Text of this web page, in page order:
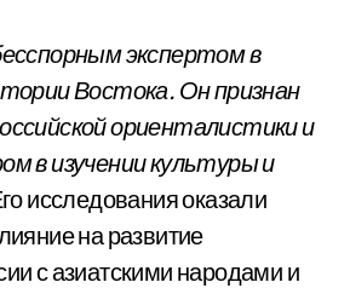
экспертом в
Востока. Он признан
ориенталистики и
в изучении культуры и
исследования оказали
на развитие
с азиатскими народами и